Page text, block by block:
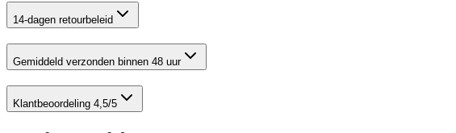
14-dagen retourbeleid
Gemiddeld verzonden binnen 48 uur
Klantbeoordeling 4,5/5